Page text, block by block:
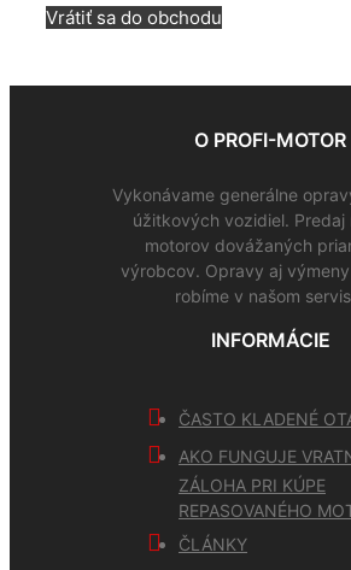
Vrátiť sa do obchodu
O PROFI-MOTOR
Vykonávame generálne
úžitkových vozidiel. Predaj
motorov dovážaných
výrobcov. Opravy aj
robíme v našom
INFORMÁCIE
ČASTO KLADENÉ
AKO FUNGUJE
ZÁLOHA PRI KÚPE
REPASOVANÉHO
ČLÁNKY